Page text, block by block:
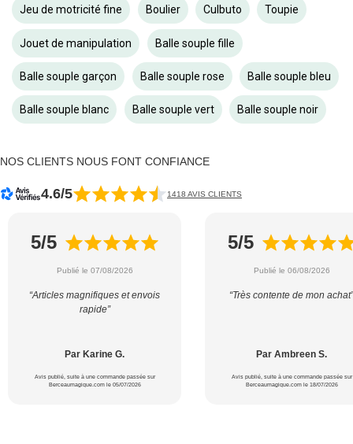
Jeu de motricité fine Boulier Culbuto Toupie
Jouet de manipulation Balle souple fille
Balle souple garçon Balle souple rose Balle souple bleu
Balle souple blanc Balle souple vert Balle souple noir
NOS CLIENTS NOUS FONT CONFIANCE
4.6/5 1418 AVIS CLIENTS
5/5
Publié le 07/08/2026
“Articles magnifiques et envois
rapide”
Par Karine G.
Avis publié, suite à une commande passée sur
Berceaumagique.com le 05/07/2026
5/5
Publié le 06/08/2026
“Très contente de mon achat”
Par Ambreen S.
Avis publié, suite à une commande passée sur
Berceaumagique.com le 18/07/2026